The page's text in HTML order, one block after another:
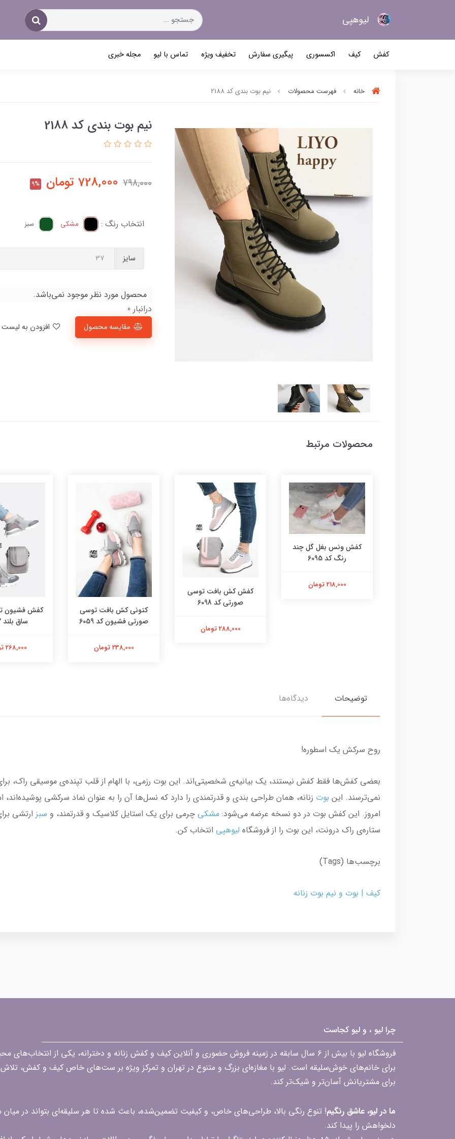
لیو‌هپی
کفش کیف اکسسوری پیگیری سفارش تخفیف ویژه تماس با لیو مجله خبری
خانه فهرست محصولات نیم بوت بندی کد 2188
نیم بوت بندی کد 2188
798,000
728,000 تومان 9%
انتخاب رنگ : مشکی سبز
سایز
محصول مورد نظر موجود نمی‌باشد.
درانبار 0
مقایسه محصول
محصولات مرتبط
کفش ونس بغل گل چند
رنگ کد 6095
218,000 تومان
کفش کش بافت توسی
صورتی کد 6098
288,000 تومان
کتونی کش بافت توسی
صورتی فشیون کد 6059
238,000 تومان
کفش فشیون
ساق بلند 6072
268,000 تومان
توضیحات دیدگاه‌ها
روح سرکش یک اسطوره!
بعضی کفش‌ها فقط کفش نیستند، یک بیانیه‌ی شخصیتی‌اند. این بوت رزمی، با الهام از قلب تپنده‌ی موسیقی راک،
نمی‌ترسند. این بوت زنانه، همان طراحی بندی و قدرتمندی را دارد که نسل‌ها آن را به عنوان نماد سرکشی
امروز. این کفش بوت در دو نسخه عرضه می‌شود: مشکی چرمی برای یک استایل کلاسیک و قدرتمند، و سبز ارتشی
ستاره‌ی راک درونت، این بوت را از فروشگاه لیوهپی انتخاب کن.
برچسب‌ها (Tags)
کیف | بوت و نیم بوت زنانه
چرا لیو ، و لیو کجاست
فروشگاه لیو با بیش از ۶ سال سابقه در زمینه فروش حضوری و آنلاین کیف و کفش زنانه و دخترانه، یکی از
برای خانم‌های خوش‌سلیقه است. لیو با مغازه‌ای بزرگ و متنوع در تهران و تمرکز ویژه بر ست‌های خاص کیف و کفش، تلاش
برای مشتریانش آسان‌تر و شیک‌تر کند.
ما در لیو، عاشق رنگیم! تنوع رنگی بالا، طراحی‌های خاص، و کیفیت تضمین‌شده، باعث شده تا هر سلیقه‌ای بتواند در
دلخواهش را پیدا کند.